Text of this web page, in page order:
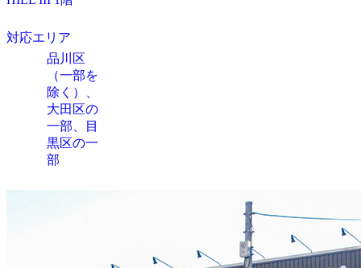
対応エリア
品川区
（一部を
除く）、
大田区の
一部、目
黒区の一
部